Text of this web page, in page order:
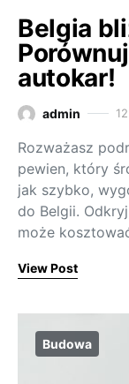
Belgia
autokar!
admin
Rozważasz
pewien, który
jak szybko,
do Belgii.
może
View Post
Budowa